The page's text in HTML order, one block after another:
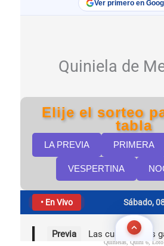
Quinielas, Quini 6, Loto